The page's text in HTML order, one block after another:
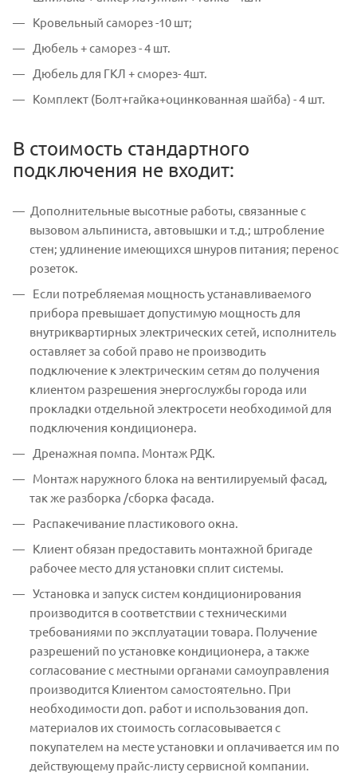
Кровельный саморез -10 шт;
Дюбель + саморез - 4 шт.
Дюбель для ГКЛ + сморез- 4шт.
Комплект (Болт+гайка+оцинкованная шайба) - 4 шт.
В стоимость стандартного
подключения не входит:
Дополнительные высотные работы, связанные с
вызовом альпиниста, автовышки и т.д.; штробление
стен; удлинение имеющихся шнуров питания; перенос
розеток.
Если потребляемая мощность устанавливаемого
прибора превышает допустимую мощность для
внутриквартирных электрических сетей, исполнитель
оставляет за собой право не производить
подключение к электрическим сетям до получения
клиентом разрешения энергослужбы города или
прокладки отдельной электросети необходимой для
подключения кондиционера.
Дренажная помпа. Монтаж РДК.
Монтаж наружного блока на вентилируемый фасад,
так же разборка /сборка фасада.
Распакечивание пластикового окна.
Клиент обязан предоставить монтажной бригаде
рабочее место для установки сплит системы.
Установка и запуск систем кондиционирования
производится в соответствии с техническими
требованиями по эксплуатации товара. Получение
разрешений по установке кондиционера, а также
согласование с местными органами самоуправления
производится Клиентом самостоятельно. При
необходимости доп. работ и использования доп.
материалов их стоимость согласовывается с
покупателем на месте установки и оплачивается им по
действующему прайс-листу сервисной компании.